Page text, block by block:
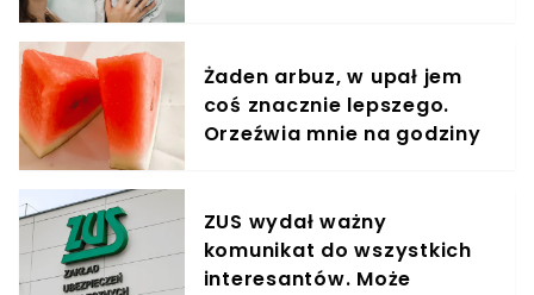
Żaden arbuz, w upał jem
coś znacznie lepszego.
Orzeźwia mnie na godziny
ZUS wydał ważny
komunikat do wszystkich
interesantów. Może